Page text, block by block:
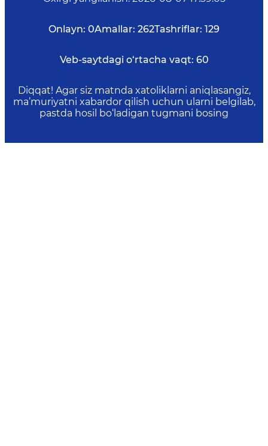
Onlayn: 0Amallar: 262Tashriflar: 129
Veb-saytdagi o‘rtacha vaqt: 60
Diqqat! Agar siz matnda xatoliklarni aniqlasangiz,
ma’muriyatni xabardor qilish uchun ularni belgilab,
pastda hosil bo‘ladigan tugmani bosing